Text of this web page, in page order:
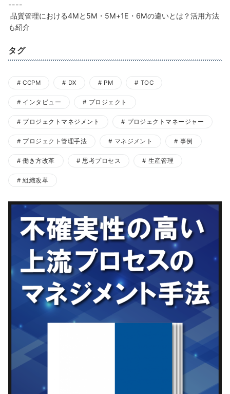
----
品質管理における4Mと5M・5M+1E・6Mの違いとは？活用方法
も紹介
タグ
CCPM DX PM TOC
インタビュー プロジェクト
プロジェクトマネジメント プロジェクトマネージャー
プロジェクト管理手法 マネジメント 事例
働き方改革 思考プロセス 生産管理
組織改革